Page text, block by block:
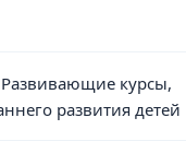
курсы,
развития детей